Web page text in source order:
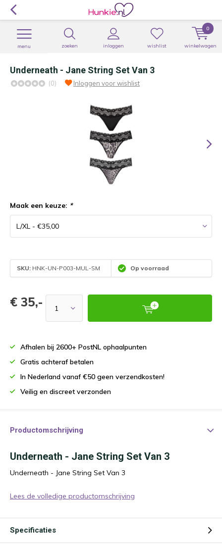
zoeken inloggen
menu wishlist winkelwagen
0
Underneath - Jane String Set Van 3
(0) Inloggen voor wishlist
Maak een keuze: *
SKU: HNK-UN-P003-MUL-SM Op voorraad
€ 35,-
Afhalen bij 2600+ PostNL ophaalpunten
Gratis achteraf betalen
In Nederland vanaf €50 geen verzendkosten!
Veilig en discreet verzonden
Productomschrijving
Underneath - Jane String Set Van 3
Underneath - Jane String Set Van 3
Lees de volledige productomschrijving
Specificaties